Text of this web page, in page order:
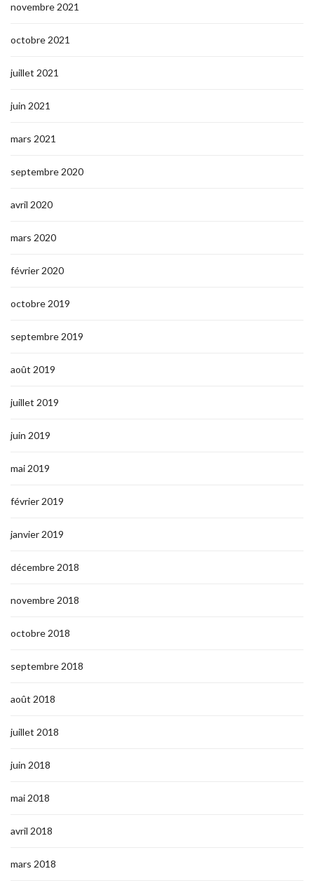
novembre 2021
octobre 2021
juillet 2021
juin 2021
mars 2021
septembre 2020
avril 2020
mars 2020
février 2020
octobre 2019
septembre 2019
août 2019
juillet 2019
juin 2019
mai 2019
février 2019
janvier 2019
décembre 2018
novembre 2018
octobre 2018
septembre 2018
août 2018
juillet 2018
juin 2018
mai 2018
avril 2018
mars 2018